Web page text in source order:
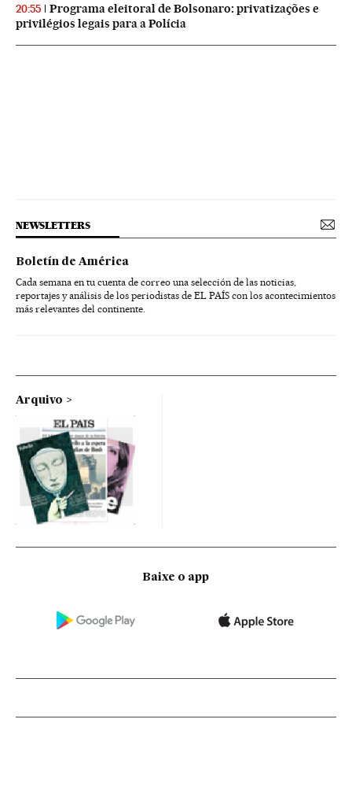
20:55
Programa eleitoral de Bolsonaro: privatizações e
privilégios legais para a Polícia
NEWSLETTERS
Boletín de América
Cada semana en tu cuenta de correo una selección de las noticias,
reportajes y análisis de los periodistas de EL PAÍS con los acontecimientos
más relevantes del continente.
Arquivo
Baixe o app